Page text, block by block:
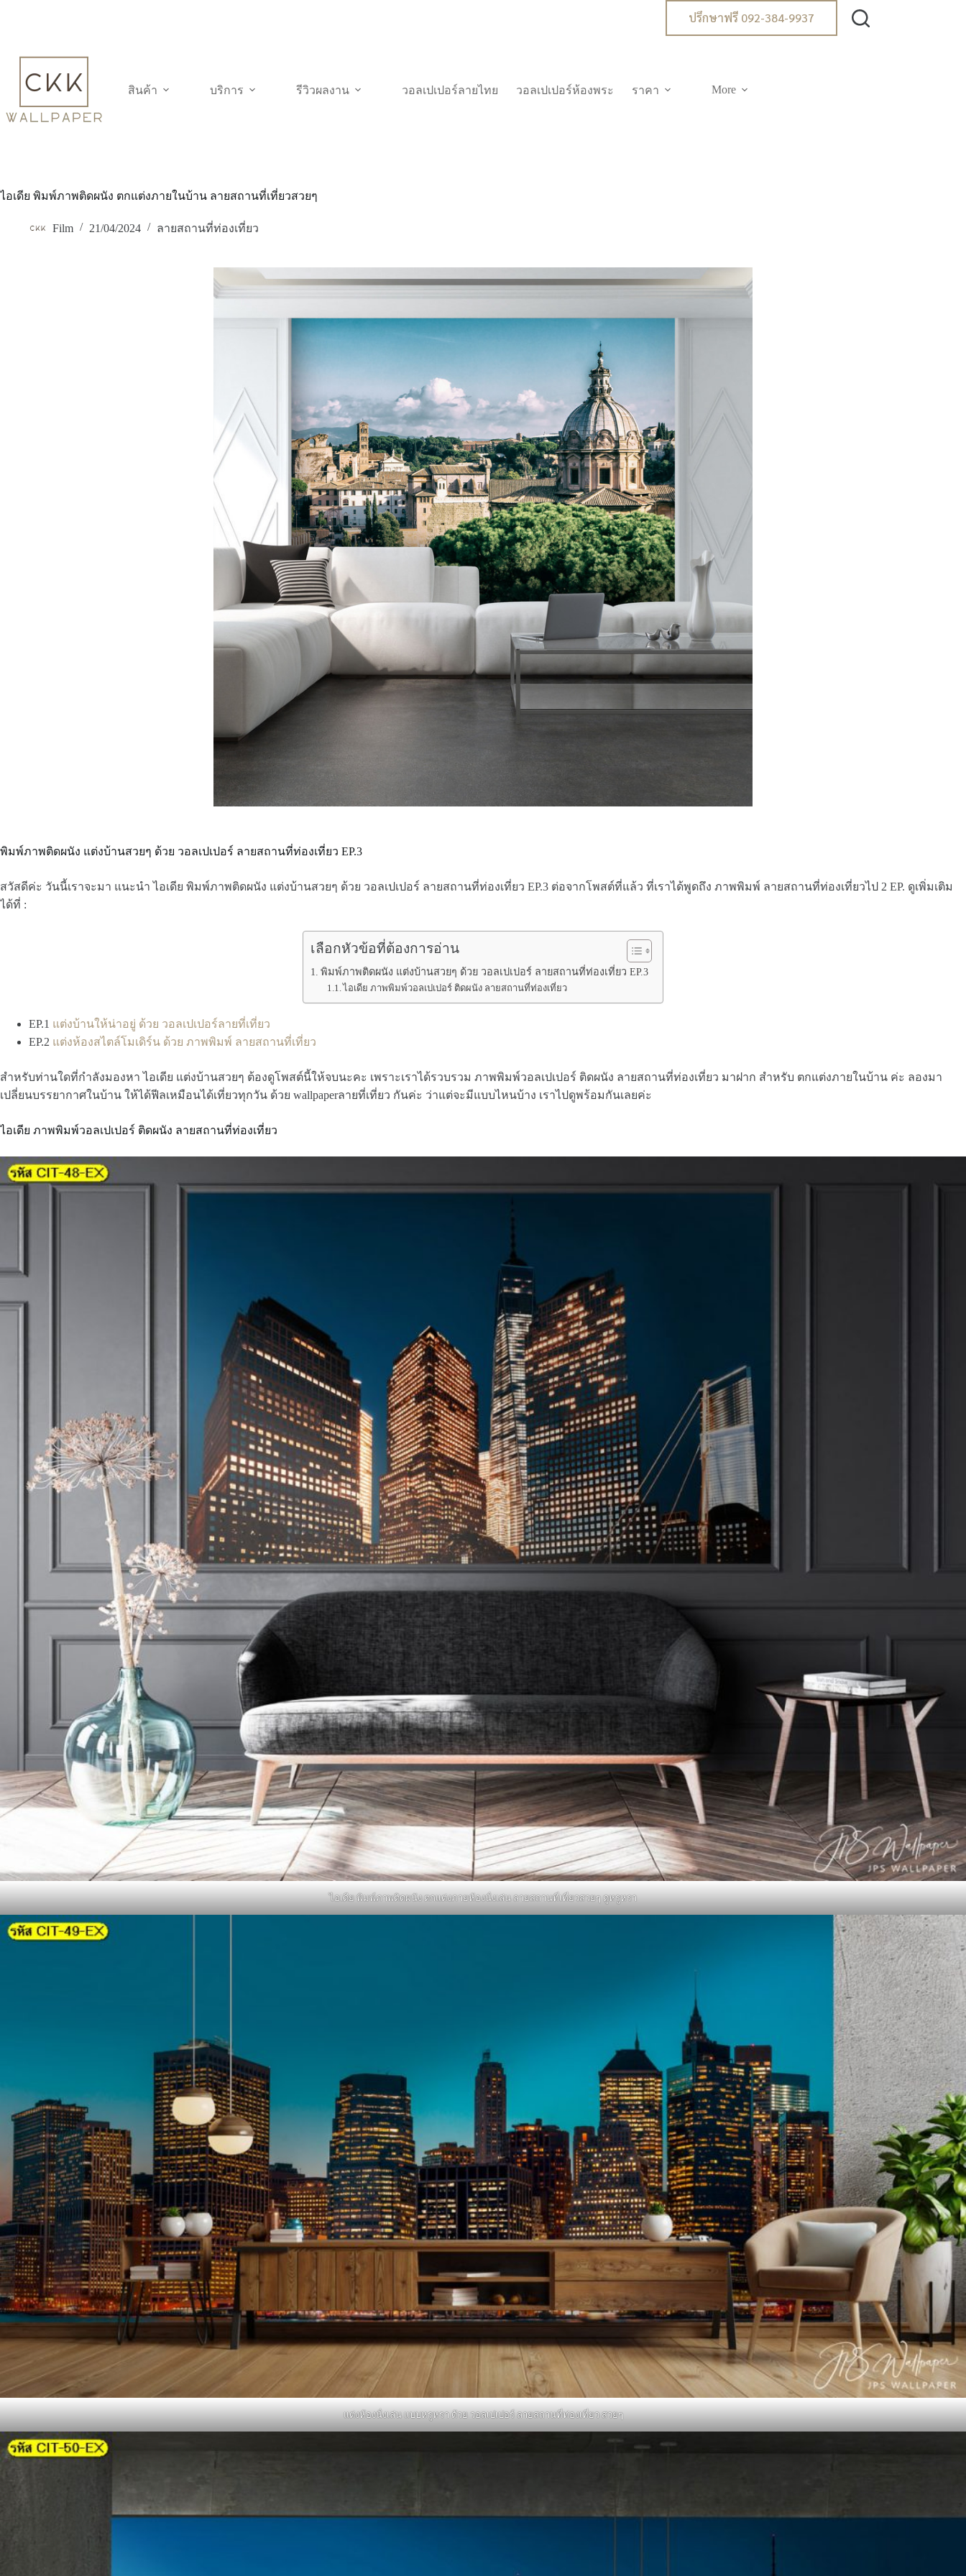
ปรึกษาฟรี 092-384-9937
สินค้า บริการ รีวิวผลงาน วอลเปเปอร์ลายไทย วอลเปเปอร์ห้องพระ ราคา More
ไอเดีย พิมพ์ภาพติดผนัง ตกแต่งภายในบ้าน ลายสถานที่เที่ยวสวยๆ
Film 21/04/2024 ลายสถานที่ท่องเที่ยว
พิมพ์ภาพติดผนัง แต่งบ้านสวยๆ ด้วย วอลเปเปอร์ ลายสถานที่ท่องเที่ยว EP.3
สวัสดีค่ะ วันนี้เราจะมา แนะนำ ไอเดีย พิมพ์ภาพติดผนัง แต่งบ้านสวยๆ ด้วย วอลเปเปอร์ ลายสถานที่ท่องเที่ยว EP.3 ต่อจากโพสต์ที่แล้ว ที่เราได้พูดถึง ภาพพิมพ์ ลายสถานที่ท่องเที่ยวไป 2 EP. ดูเพิ่มเติม
ได้ที่ :
เลือกหัวข้อที่ต้องการอ่าน
พิมพ์ภาพติดผนัง แต่งบ้านสวยๆ ด้วย วอลเปเปอร์ ลายสถานที่ท่องเที่ยว EP.3
ไอเดีย ภาพพิมพ์วอลเปเปอร์ ติดผนัง ลายสถานที่ท่องเที่ยว
EP.1 แต่งบ้านให้น่าอยู่ ด้วย วอลเปเปอร์ลายที่เที่ยว
EP.2 แต่งห้องสไตล์โมเดิร์น ด้วย ภาพพิมพ์ ลายสถานที่เที่ยว
สำหรับท่านใดที่กำลังมองหา ไอเดีย แต่งบ้านสวยๆ ต้องดูโพสต์นี้ให้จบนะคะ เพราะเราได้รวบรวม ภาพพิมพ์วอลเปเปอร์ ติดผนัง ลายสถานที่ท่องเที่ยว มาฝาก สำหรับ ตกแต่งภายในบ้าน ค่ะ ลองมา
เปลี่ยนบรรยากาศในบ้าน ให้ได้ฟีลเหมือนได้เที่ยวทุกวัน ด้วย wallpaperลายที่เที่ยว กันค่ะ ว่าแต่จะมีแบบไหนบ้าง เราไปดูพร้อมกันเลยค่ะ
ไอเดีย ภาพพิมพ์วอลเปเปอร์ ติดผนัง ลายสถานที่ท่องเที่ยว
ไอเดีย พิมพ์ภาพติดผนัง ตกแต่งภายห้องนั่งเล่น ลายสถานที่เที่ยวสวยๆ ดูหรูหรา
แต่งห้องนั่งเล่น แบบหรูหรา ด้วย วอลเปเปอร์ ลายสถานที่ท่องเที่ยว สวยๆ